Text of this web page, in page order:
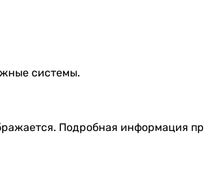
системы.
Подробная информация